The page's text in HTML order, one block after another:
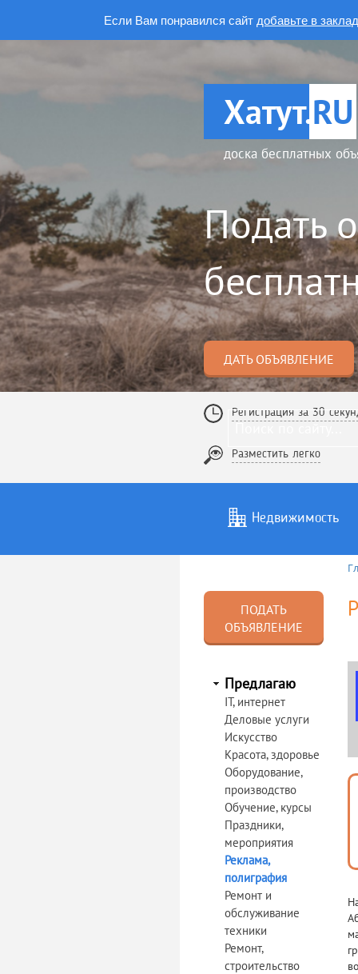
Если Вам понравился сайт добавьте в
Хатут.RU
доска бесплатных
Подать
ДАТЬ ОБЪЯВЛЕНИЕ
Регистрация за 30
Разместить легко
Недвижимость
Услуги
ПОДАТЬ
ОБЪЯВЛЕНИЕ
Предлагаю
IT, интернет
Деловые услуги
Искусство
Красота, здоровье
Оборудование,
производство
Обучение, курсы
Праздники,
мероприятия
Реклама,
полиграфия
Ремонт и
обслуживание
техники
Ремонт,
строительство